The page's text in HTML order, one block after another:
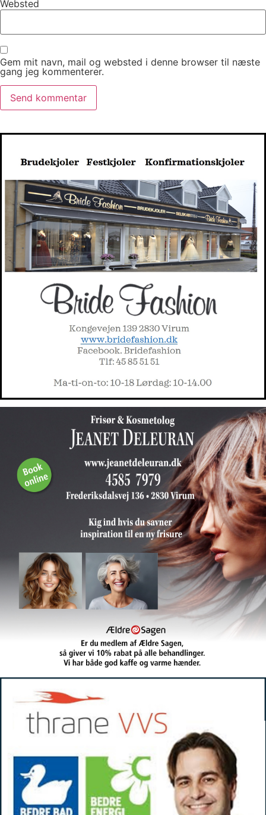
Websted
Gem mit navn, mail og websted i denne browser til næste
gang jeg kommenterer.